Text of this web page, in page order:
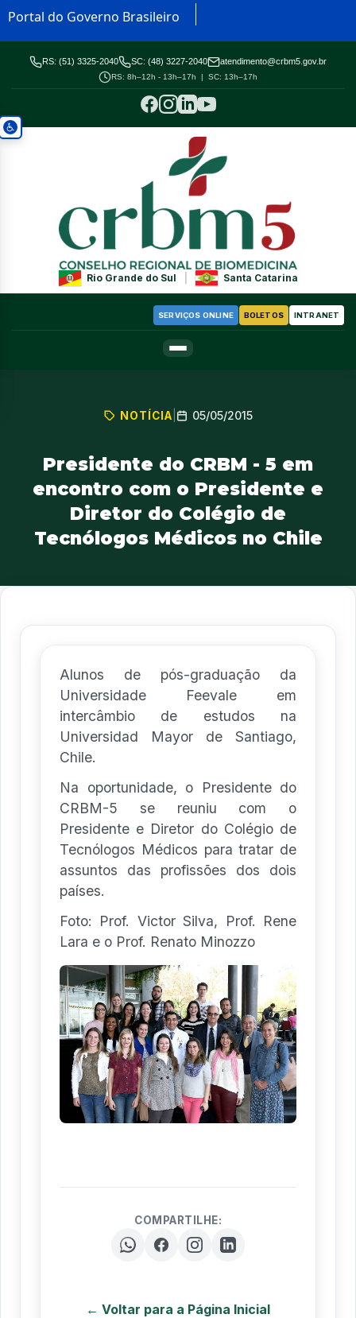
Portal do Governo Brasileiro
RS: (51) 3325-2040 SC: (48) 3227-2040 atendimento@crbm5.gov.br
RS: 8h–12h - 13h–17h | SC: 13h–17h
Rio Grande do Sul Santa Catarina
SERVIÇOS ONLINE BOLETOS INTRANET
NOTÍCIA 05/05/2015
Presidente do CRBM - 5 em
encontro com o Presidente e
Diretor do Colégio de
Tecnólogos Médicos no Chile
Alunos de pós-graduação da
Universidade Feevale em
intercâmbio de estudos na
Universidad Mayor de Santiago,
Chile.
Na oportunidade, o Presidente do
CRBM-5 se reuniu com o
Presidente e Diretor do Colégio de
Tecnólogos Médicos para tratar de
assuntos das profissões dos dois
países.
Foto: Prof. Victor Silva, Prof. Rene
Lara e o Prof. Renato Minozzo
COMPARTILHE:
← Voltar para a Página Inicial